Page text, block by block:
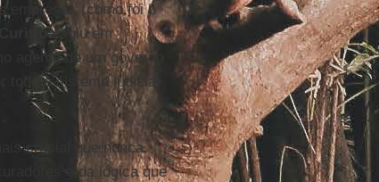
empresas (como foi o
agiu em
agente de um governo
o sistema judicial
crucial que nunca.
e da lógica que